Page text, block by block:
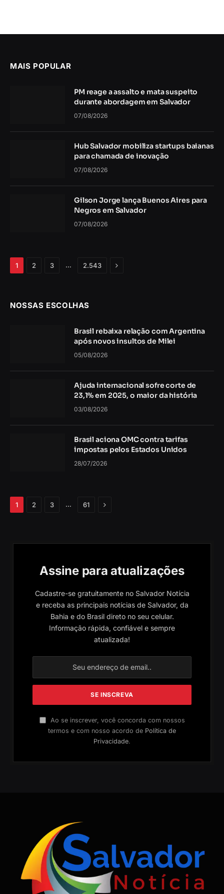
MAIS POPULAR
PM reage a assalto e mata suspeito
durante abordagem em Salvador
07/08/2026
Hub Salvador mobiliza startups baianas
para chamada de inovação
07/08/2026
Gilson Jorge lança Buenos Aires para
Negros em Salvador
07/08/2026
1 2 3 … 2.543 Próximo
NOSSAS ESCOLHAS
Brasil rebaixa relação com Argentina
após novos insultos de Milei
05/08/2026
Ajuda internacional sofre corte de
23,1% em 2025, o maior da história
03/08/2026
Brasil aciona OMC contra tarifas
impostas pelos Estados Unidos
28/07/2026
1 2 3 … 61 Próximo
Assine para atualizações
Cadastre-se gratuitamente no Salvador Notícia
e receba as principais notícias de Salvador, da
Bahia e do Brasil direto no seu celular.
Informação rápida, confiável e sempre
atualizada!
Ao se inscrever, você concorda com nossos
termos e com nosso acordo de Política de
Privacidade.